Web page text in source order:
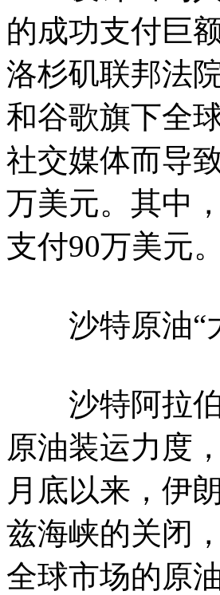
的成功支付巨
洛杉矶联邦法
和谷歌旗下全
社交媒体而导
万美元。其中
支付90万美元。
沙特原油“大
沙特阿拉伯
原油装运力度
月底以来，伊
兹海峡的关闭
全球市场的原